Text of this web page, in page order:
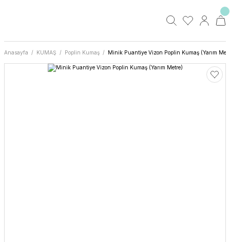
Anasayfa KUMAŞ Poplin Kumaş Minik Puantiye Vizon Poplin Kumaş (Yarım